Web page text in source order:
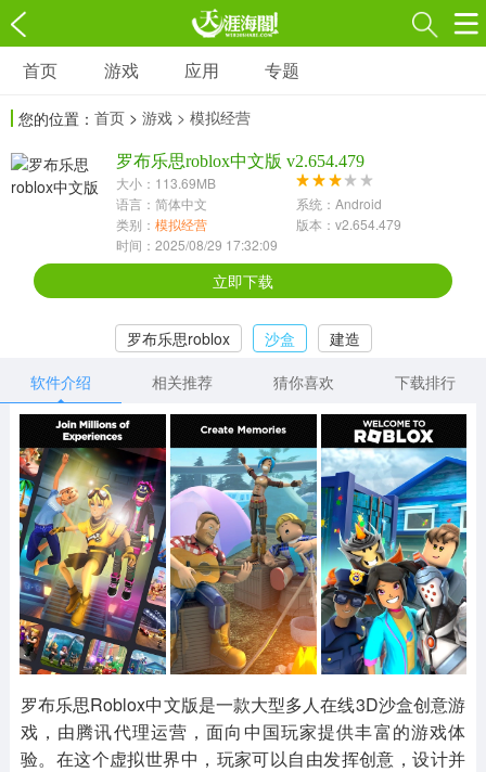
游戏
3697款应用
1597款应用
1789款应用
休闲益智
13387款应用
2196款应用
冒险解谜
1072款应用
418款应用
音乐舞蹈
269款应用
2716款应用
515款应用
其他
1654款应用
游戏助手
515款应用
MOD游戏
1056款应用
首页 游戏 应用 专题
您的位置： 首页 > 游戏 > 模拟经营
罗布乐思roblox中文版 v2.654.479
大小：113.69MB
语言：简体中文
系统：Android
类别： 模拟经营
版本：v2.654.479
时间：2025/08/29 17:32:09
立即下载
罗布乐思roblox 沙盒
建造
软件介绍
相关推荐 猜你喜欢 下载排行
罗布乐思Roblox中文版是一款大型多人在线3D沙盒创意游
戏，由腾讯代理运营，面向中国玩家提供丰富的游戏体
验。在这个虚拟世界中，玩家可以自由发挥创意，设计并